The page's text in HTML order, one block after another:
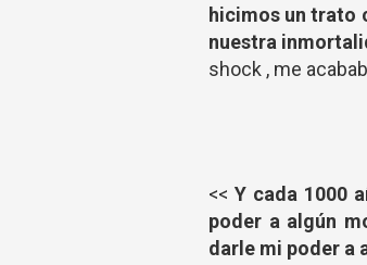
hicimos un trato
nuestra
shock , me
<< Y cada 1000
poder a algún
darle mi poder a